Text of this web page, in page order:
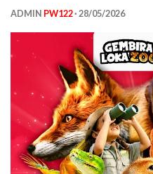
ADMIN PW122· 28/05/2026